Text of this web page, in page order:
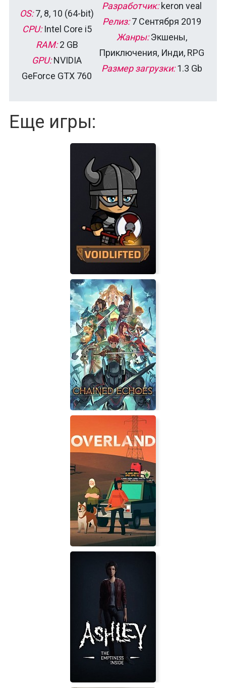
OS:7, 8, 10 (64-bit)
CPU:Intel Core i5
RAM:2 GB
GPU:NVIDIA
GeForce GTX 760
Разработчик:keron veal
Релиз:7 Сентября 2019
Жанры:Экшены,
Приключения, Инди, RPG
Размер загрузки:1.3 Gb
Еще игры:
Voidlifted
Chained Echoes
Overland